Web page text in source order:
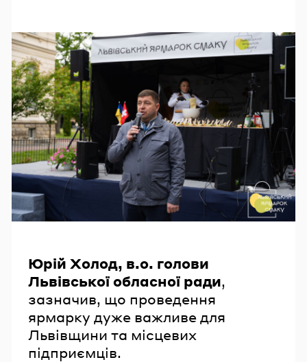
Юрій Холод, в.о. голови
Львівської обласної ради,
зазначив, що проведення
ярмарку дуже важливе для
Львівщини та місцевих
підприємців.